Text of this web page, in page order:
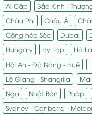
Ai Cập Bắc Kinh -
Châu Phi
Châu Á
Cộng hòa Séc
Dubai
Hungary
Hy Lạp Hà
Hội An - Đà Nẵng - Huế
Lệ Giang - Shangrila
Nga
Nhật Bản Pháp
Sydney - Canberra -